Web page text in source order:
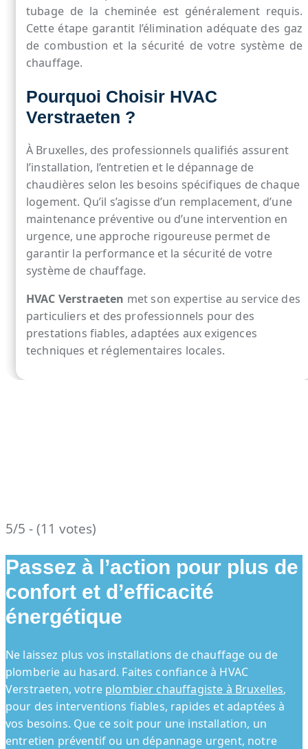
tubage de la cheminée est généralement requis.
Cette étape garantit l’élimination adéquate des gaz
de combustion et la sécurité de votre système de
chauffage.
Pourquoi Choisir HVAC
Verstraeten ?
À Bruxelles, des professionnels qualifiés assurent
l’installation, l’entretien et le dépannage de
chaudières selon les besoins spécifiques de chaque
logement. Qu’il s’agisse d’un remplacement, d’une
maintenance préventive ou d’une intervention en
urgence, une approche rigoureuse permet de
garantir la performance et la sécurité de votre
système de chauffage.
HVAC Verstraeten met son expertise au service des
particuliers et des professionnels pour des
prestations fiables, adaptées aux exigences
techniques et réglementaires locales.
5/5 - (11 votes)
Passez à l’action pour plus de
confort et d’efficacité
énergétique
Ne laissez plus vos installations de chauffage ou de
plomberie au hasard. Faites confiance à HVAC
Verstraeten, votre plombier chauffagiste à Bruxelles,
pour des interventions fiables, rapides et adaptées à
vos besoins. Que ce soit pour une installation, un
entretien préventif ou un dépannage urgent, notre